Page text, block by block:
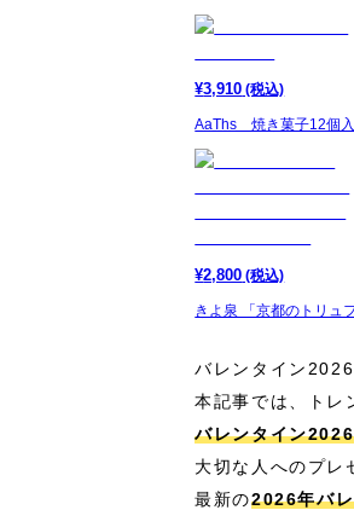
¥3,910 (税込)
AaThs 焼き菓子12個入
¥2,800 (税込)
きよ泉 「京都のトリュ
バレンタイン
本記事では、トレ
バレンタイン2026
大切な人へのプレ
最新の2026年バ